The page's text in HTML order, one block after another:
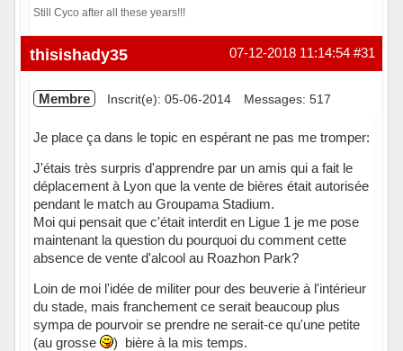
Still Cyco after all these years!!!
Hors ligne #31
07-12-2018 11:14:54
thisishady35
Membre Inscrit(e): 05-06-2014 Messages: 517
Je place ça dans le topic en espérant ne pas me tromper:
J'étais très surpris d'apprendre par un amis qui a fait le
déplacement à Lyon que la vente de bières était autorisée
pendant le match au Groupama Stadium.
Moi qui pensait que c'était interdit en Ligue 1 je me pose
maintenant la question du pourquoi du comment cette
absence de vente d'alcool au Roazhon Park?
Loin de moi l'idée de militer pour des beuverie à l'intérieur
du stade, mais franchement ce serait beaucoup plus
sympa de pourvoir se prendre ne serait-ce qu'une petite
(au grosse
) bière à la mis temps.